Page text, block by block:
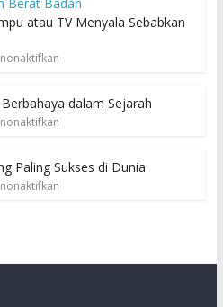
atau TV Menyala Sebabkan
dalam Sejarah
Paling Sukses di Dunia